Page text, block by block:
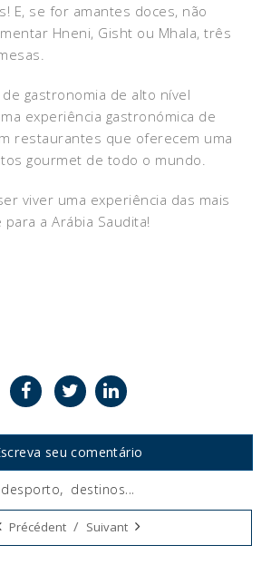
E, se for amantes doces, não
Hneni, Gisht ou Mhala, três
gastronomia de alto nível
experiência gastronómica de
restaurantes que oferecem uma
gourmet de todo o mundo.
viver uma experiência das mais
a Arábia Saudita!
seu comentário
desporto, destinos...
Précédent / Suivant